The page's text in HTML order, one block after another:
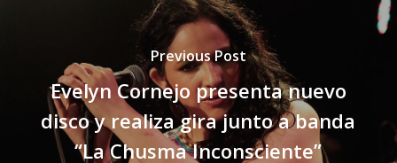
Previous Post
Evelyn Cornejo presenta nuevo
disco y realiza gira junto a banda
“La Chusma Inconsciente”